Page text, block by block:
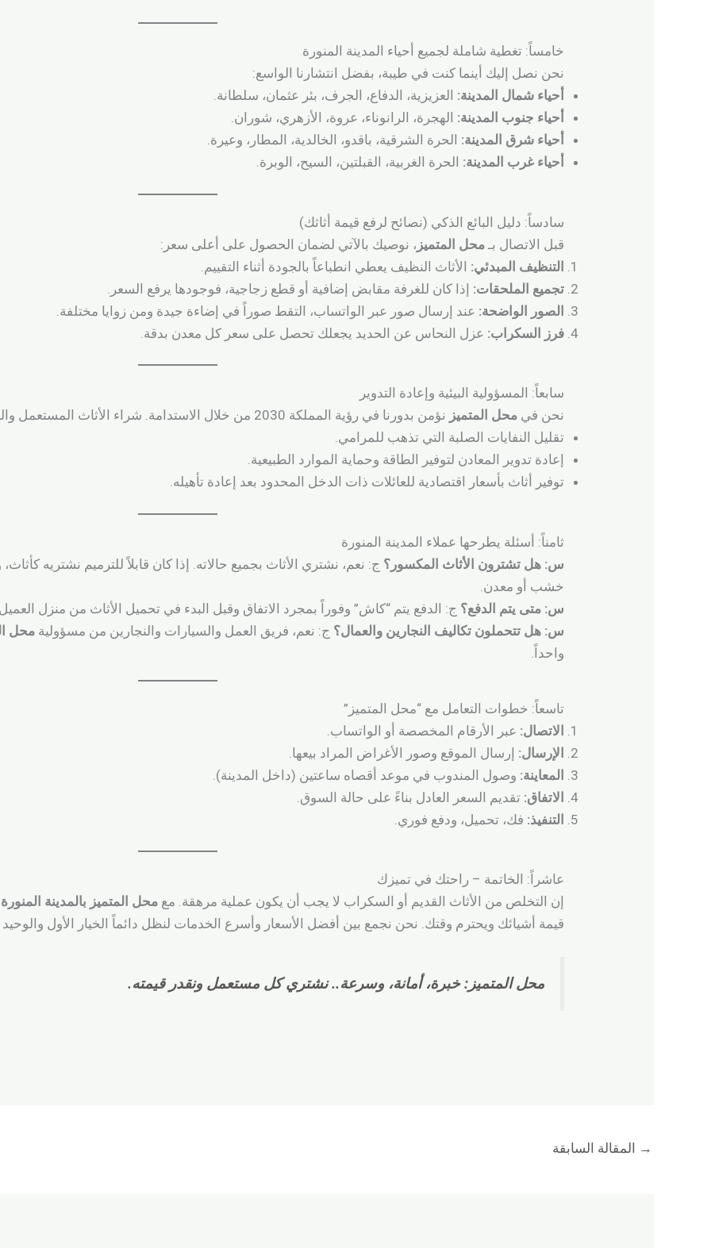
خامساً: تغطية شاملة لجميع أحياء المدينة المنورة
نحن نصل إليك أينما كنت في طيبة، بفضل انتشارنا الواسع:
أحياء شمال المدينة: العزيزية، الدفاع، الجرف، بئر عثمان، سلطانة.
أحياء جنوب المدينة: الهجرة، الرانوناء، عروة، الأزهري، شوران.
أحياء شرق المدينة: الحرة الشرقية، باقدو، الخالدية، المطار، وعيرة.
أحياء غرب المدينة: الحرة الغربية، القبلتين، السيح، الوبرة.
سادساً: دليل البائع الذكي (نصائح لرفع قيمة أثاثك)
قبل الاتصال بـمحل المتميز ، نوصيك بالآتي لضمان الحصول على أعلى سعر:
التنظيف المبدئي: الأثاث النظيف يعطي انطباعاً بالجودة أثناء التقييم.
تجميع الملحقات: إذا كان للغرفة مقابض إضافية أو قطع زجاجية، فوجودها يرفع السعر.
الصور الواضحة: عند إرسال صور عبر الواتساب، التقط صوراً في إضاءة جيدة ومن زوايا مختلفة.
فرز السكراب: عزل النحاس عن الحديد يجعلك تحصل على سعر كل معدن بدقة.
سابعاً: المسؤولية البيئية وإعادة التدوير
نحن فيمحل المتميز نؤمن بدورنا في رؤية المملكة 2030 من خلال الاستدامة. شراء الأثاث المستعمل والسكراب يساهم في:
تقليل النفايات الصلبة التي تذهب للمرامي.
إعادة تدوير المعادن لتوفير الطاقة وحماية الموارد الطبيعية.
توفير أثاث بأسعار اقتصادية للعائلات ذات الدخل المحدود بعد إعادة تأهيله.
ثامناً: أسئلة يطرحها عملاء المدينة المنورة
س: هل تشترون الأثاث المكسور؟ ج: نعم، نشتري الأثاث بجميع حالاته. إذا كان قابلاً للترميم نشتريه
خشب أو معدن.
س: متى يتم الدفع؟ ج: الدفع يتم “كاش” وفوراً بمجرد الاتفاق وقبل البدء في تحميل الأثاث من منزل
س: هل تتحملون تكاليف النجارين والعمال؟ ج: نعم، فريق العمل والسيارات والنجارين من مسؤوليةمحل
واحداً.
تاسعاً: خطوات التعامل مع “محل المتميز”
الاتصال: عبر الأرقام المخصصة أو الواتساب.
الإرسال: إرسال الموقع وصور الأغراض المراد بيعها.
المعاينة: وصول المندوب في موعد أقصاه ساعتين (داخل المدينة).
الاتفاق: تقديم السعر العادل بناءً على حالة السوق.
التنفيذ: فك، تحميل، ودفع فوري.
عاشراً: الخاتمة – راحتك في تميزك
إن التخلص من الأثاث القديم أو السكراب لا يجب أن يكون عملية مرهقة. معمحل المتميز بالمدينة المنورة
قيمة أشيائك ويحترم وقتك. نحن نجمع بين أفضل الأسعار وأسرع الخدمات لنظل دائماً الخيار الأول
محل المتميز: خبرة، أمانة، وسرعة.. نشتري كل مستعمل ونقدر قيمته.
→ المقالة السابقة